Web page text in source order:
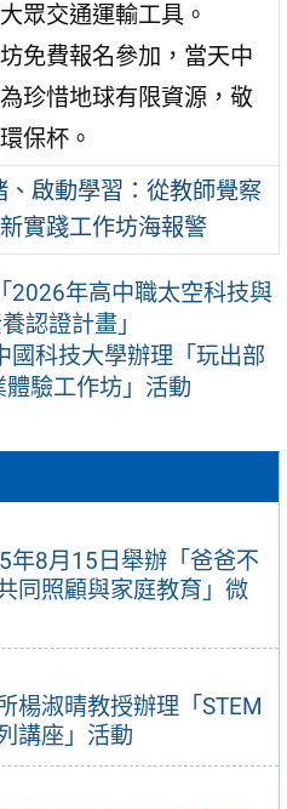
年8月15日舉辦「爸爸不
同照顧與家庭教育」微
楊淑晴教授辦理「STEM
講座」活動
眾交通運輸工具。
免費報名參加，當天中
珍惜地球有限資源，敬
保杯。
、啟動學習：從教師覺察
實踐工作坊海報警
「2026年高中職太空科技與
認證計畫」
國科技大學辦理「玩出部
驗工作坊」活動